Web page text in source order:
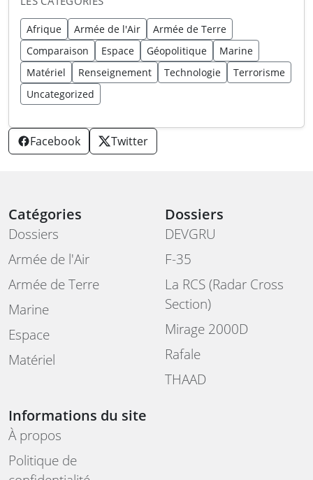
Afrique Armée de l'Air
Armée de Terre
Comparaison
Espace Géopolitique
Marine
Matériel
Renseignement Technologie
Terrorisme
Uncategorized
Facebook Twitter
Catégories
Dossiers
Armée de l'Air
Armée de Terre
Marine
Espace
Matériel
Dossiers
DEVGRU
F-35
La RCS (Radar Cross
Section)
Mirage 2000D
Rafale
THAAD
Informations du site
À propos
Politique de